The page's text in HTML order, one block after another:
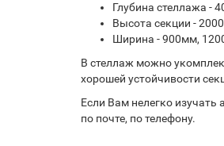
Глубина стеллажа -
Высота секции -
Ширина - 900мм,
В стеллаж можно
хорошей устойчивости
Если Вам нелегко
по почте, по телефону.